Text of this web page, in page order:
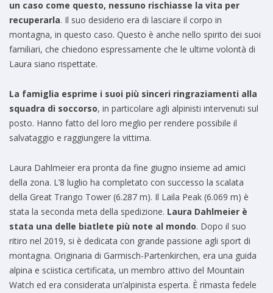
un caso come questo, nessuno rischiasse la vita per
recuperarla. Il suo desiderio era di lasciare il corpo in
montagna, in questo caso. Questo è anche nello spirito dei suoi
familiari, che chiedono espressamente che le ultime volontà di
Laura siano rispettate.
La famiglia esprime i suoi più sinceri ringraziamenti alla
squadra di soccorso, in particolare agli alpinisti intervenuti sul
posto. Hanno fatto del loro meglio per rendere possibile il
salvataggio e raggiungere la vittima.
Laura Dahlmeier era pronta da fine giugno insieme ad amici
della zona. L’8 luglio ha completato con successo la scalata
della Great Trango Tower (6.287 m). Il Laila Peak (6.069 m) è
stata la seconda meta della spedizione. Laura Dahlmeier è
stata una delle biatlete più note al mondo. Dopo il suo
ritiro nel 2019, si è dedicata con grande passione agli sport di
montagna. Originaria di Garmisch-Partenkirchen, era una guida
alpina e sciistica certificata, un membro attivo del Mountain
Watch ed era considerata un’alpinista esperta. È rimasta fedele